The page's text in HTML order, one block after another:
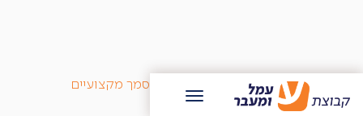
בלוג עמל ומעבר שירותי סמך מקצועיים